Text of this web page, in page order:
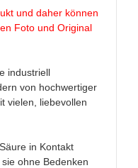
und daher können
Foto und Original
industriell
von hochwertiger
vielen, liebevollen
in Kontakt
ohne Bedenken